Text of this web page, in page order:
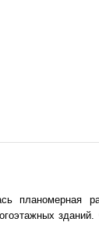
планомерная